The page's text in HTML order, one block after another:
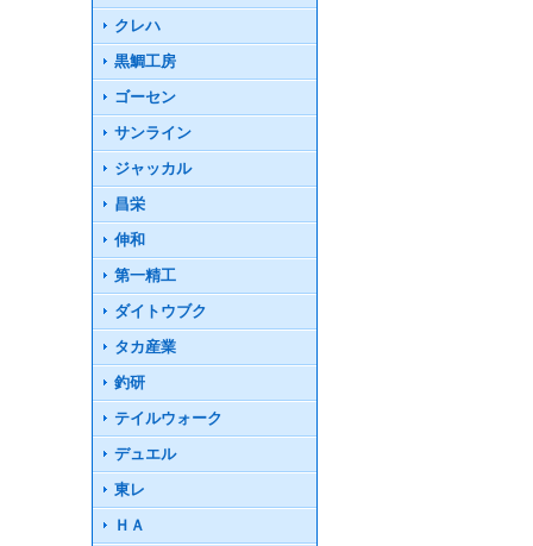
クレハ
黒鯛工房
ゴーセン
サンライン
ジャッカル
昌栄
伸和
第一精工
ダイトウブク
タカ産業
釣研
テイルウォーク
デュエル
東レ
ＨＡ